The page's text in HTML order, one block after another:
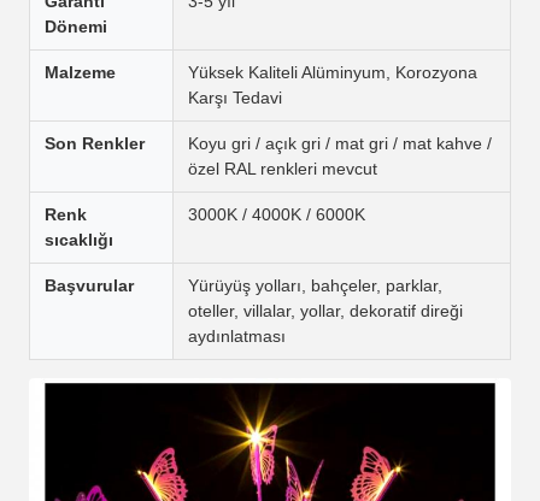
Dönemi
Malzeme
Yüksek Kaliteli Alüminyum, Korozyona
Karşı Tedavi
Son Renkler
Koyu gri / açık gri / mat gri / mat kahve /
özel RAL renkleri mevcut
Renk
sıcaklığı
3000K / 4000K / 6000K
Başvurular
Yürüyüş yolları, bahçeler, parklar,
oteller, villalar, yollar, dekoratif direği
aydınlatması